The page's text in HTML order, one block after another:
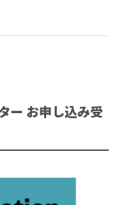
ー お申し込み受